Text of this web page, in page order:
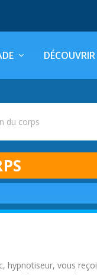
DÉCOUVRIR
du corps
hypnotiseur, vous